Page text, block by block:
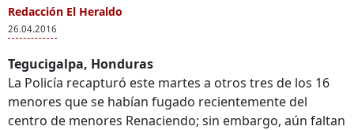
Redacción El Heraldo
26.04.2016
Tegucigalpa, Honduras
La Policía recapturó este martes a otros tres de los 16
menores que se habían fugado recientemente del
centro de menores Renaciendo; sin embargo, aún faltan